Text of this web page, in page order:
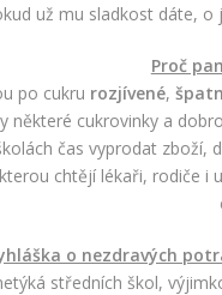
už mu sladkost dáte,
Proč
po cukru rozjívené,
některé cukrovinky a
čas vyprodat
chtějí lékaři, rodiče i
o nezdravých
středních škol,